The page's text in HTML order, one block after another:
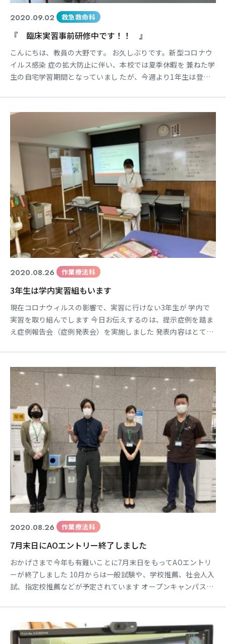
2020.09.02 救急救命科
『 臨床実習事前研修中です！！ 』
こんにちは、教員の大野です。 お久しぶりです。新型コロナウ
イルス感染 症の拡大防止に伴い、本校では夏季休暇を 兼ねた学
生の自宅学習期間となっていまし たが、今週より1年生は登校
年生ではありますが、9月末より救 命センターなどの医療機関
において臨床実 習が行われます。 そのために臨床実習に向けた
事前教育を約 1ヵ月間実施しますが・・・
2020.08.26 作業療法科
3年生は学内実習組もいます
現在コロナウィルスの影響で、実習に行けない3年生が 学内で
実習を取り組んでします 今日お伝えするのは、提示症例を踏ま
え症例報告会（症例発表会）を実施しました 発表内容はとても
残念な事ですが 遅れをとらないよう学内でも教員、そして学生
さんもしっかりと学内実習を実施しています 作業療法科 角
本裕之進
2020.08.26 作業療法科
7月末日にAOエントリー終了しました
おかげさまで今年も有難いことに7月末日をもってAOエントリ
ーが終了しました 10月からは一般試験や、学校推薦、社会人入
試、指定校推薦などが予定されています オープンキャンパス
と思っていますし、 是非当校を選択して頂ければとっても嬉し
いです 9月もオープンキャンパスが予定されています ・まだ進
路を悩んでいる方 ・作業療法士について知りたい ・高